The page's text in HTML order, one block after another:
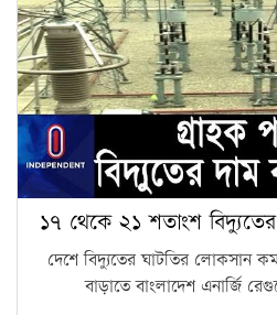
১৭ থেকে ২১ শতাংশ বিদ্যুতের
দেশে বিদ্যুতের ঘাটতির লোকসান
বাড়াতে বাংলাদেশ এনার্জি